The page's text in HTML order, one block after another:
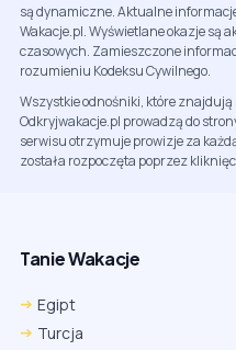
są dynamiczne. Aktualne
Wakacje.pl. Wyświetlane okazje są
czasowych. Zamieszczone
rozumieniu Kodeksu Cywilnego.
Wszystkie odnośniki, które
Odkryjwakacje.pl prowadzą do
serwisu otrzymuje prowizje za
została rozpoczęta poprzez
Tanie Wakacje
Egipt
Turcja